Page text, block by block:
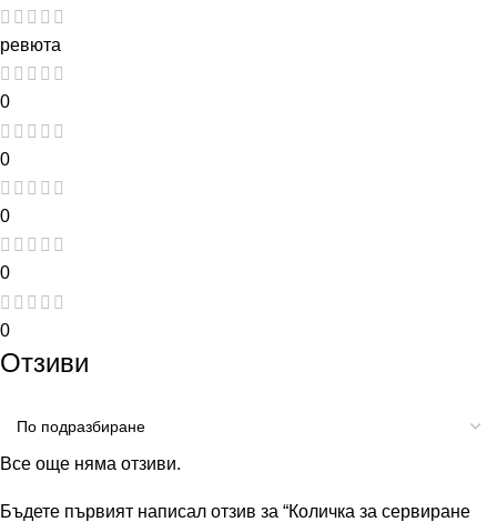
ревюта
0
0
0
0
0
Отзиви
Все още няма отзиви.
Бъдете първият написал отзив за “Количка за сервиране